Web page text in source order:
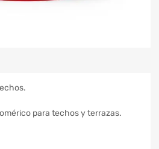
para techos y terrazas.